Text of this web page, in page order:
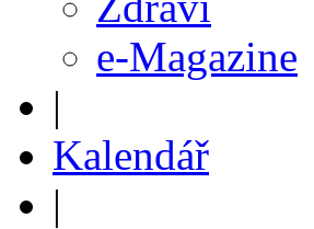
e-Magazine
|
Kalendář
|